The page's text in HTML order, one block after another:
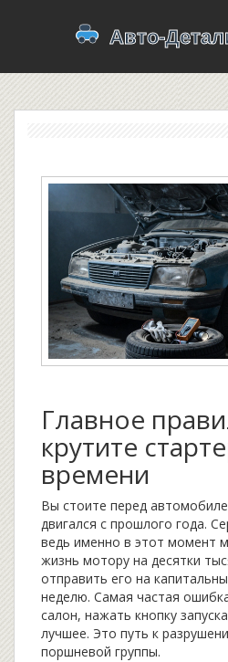
Главное
крутите
времени
Вы стоите перед
двигался с прошлого года.
ведь именно в этот момент
жизнь мотору на десятки
отправить его на
неделю. Самая частая
салон, нажать кнопку
лучшее. Это путь к
поршневой группы.